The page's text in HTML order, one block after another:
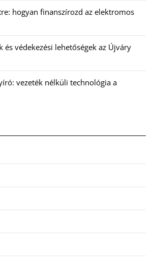
hogyan finanszírozd az elektromos
és védekezési lehetőségek az Újváry
vezeték nélküli technológia a